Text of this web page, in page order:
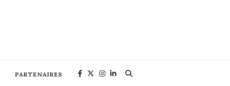
PARTENAIRES